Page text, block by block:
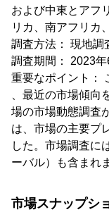
および中東とアフ
リカ、南アフリカ
調査方法： 現地調
調査期間： 2023
重要なポイント：
、最近の市場傾
場の市場動態調査
は、市場の主要プ
した。市場調査に
ーバル）も含まれ
市場スナップシ